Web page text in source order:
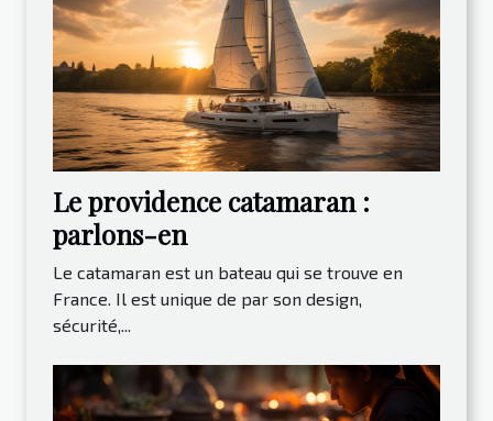
Le providence catamaran :
parlons-en
Le catamaran est un bateau qui se trouve en
France. Il est unique de par son design,
sécurité,...